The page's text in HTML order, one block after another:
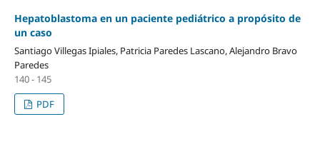
Hepatoblastoma en un paciente pediátrico a propósito de
un caso
Santiago Villegas Ipiales, Patricia Paredes Lascano, Alejandro Bravo
Paredes
140 - 145
PDF